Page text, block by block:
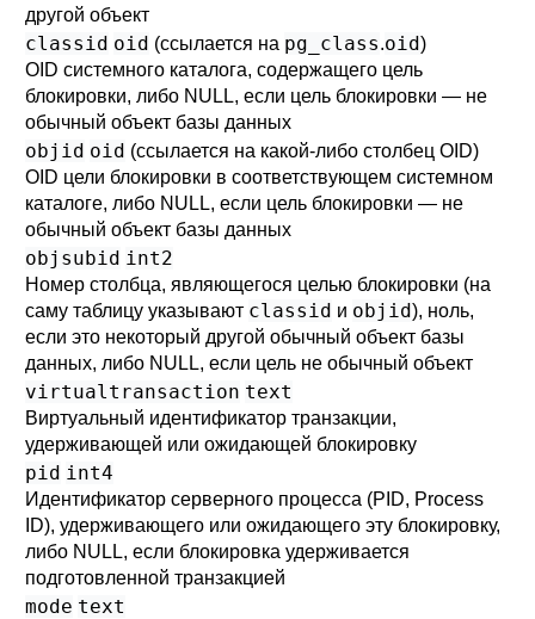
другой объект
classid oid (ссылается на pg_class.oid)
OID системного каталога, содержащего цель
блокировки, либо NULL, если цель блокировки — не
обычный объект базы данных
objid oid (ссылается на какой-либо столбец OID)
OID цели блокировки в соответствующем системном
каталоге, либо NULL, если цель блокировки — не
обычный объект базы данных
objsubid int2
Номер столбца, являющегося целью блокировки (на
саму таблицу указывают classid и objid), ноль,
если это некоторый другой обычный объект базы
данных, либо NULL, если цель не обычный объект
virtualtransaction text
Виртуальный идентификатор транзакции,
удерживающей или ожидающей блокировку
pid int4
Идентификатор серверного процесса (PID, Process
ID), удерживающего или ожидающего эту блокировку,
либо NULL, если блокировка удерживается
подготовленной транзакцией
mode text